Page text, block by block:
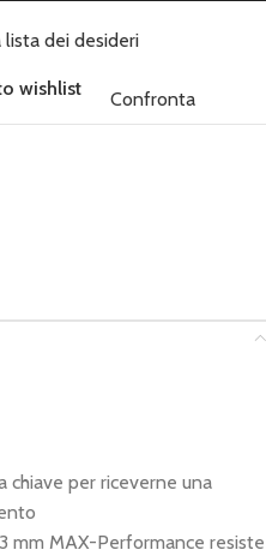
lista dei desideri
wishlist Confronta
chiave per riceverne una
mm MAX-Performance resiste